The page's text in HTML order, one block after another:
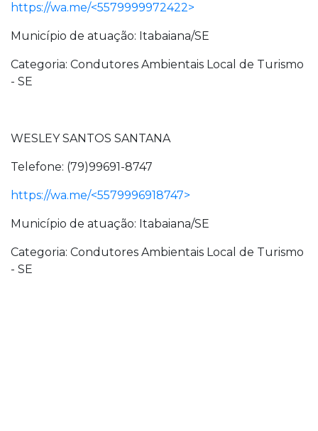
https://wa.me/<5579999972422>
Município de atuação: Itabaiana/SE
Categoria: Condutores Ambientais Local de Turismo
- SE
WESLEY SANTOS SANTANA
Telefone: (79)99691-8747
https://wa.me/<5579996918747>
Município de atuação: Itabaiana/SE
Categoria: Condutores Ambientais Local de Turismo
- SE